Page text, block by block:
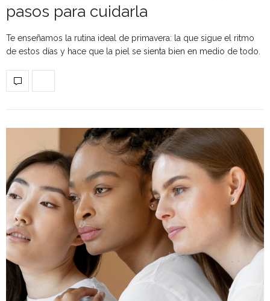
pasos para cuidarla
Te enseñamos la rutina ideal de primavera: la que sigue el ritmo
de estos días y hace que la piel se sienta bien en medio de todo.